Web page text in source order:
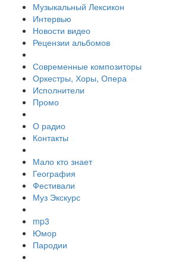
Музыкальный Лексикон
Интервью
Новости видео
Рецензии альбомов
Современные композиторы
Оркестры, Хоры, Опера
Исполнители
Промо
О радио
Контакты
Мало кто знает
География
Фестивали
Муз Экскурс
mp3
Юмор
Пародии